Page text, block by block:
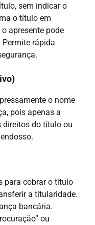
sem indicar o
o título em
apresente pode
rápida
o nome
pois apenas a
direitos do título ou
para cobrar o título
a titularidade.
bancária.
ou